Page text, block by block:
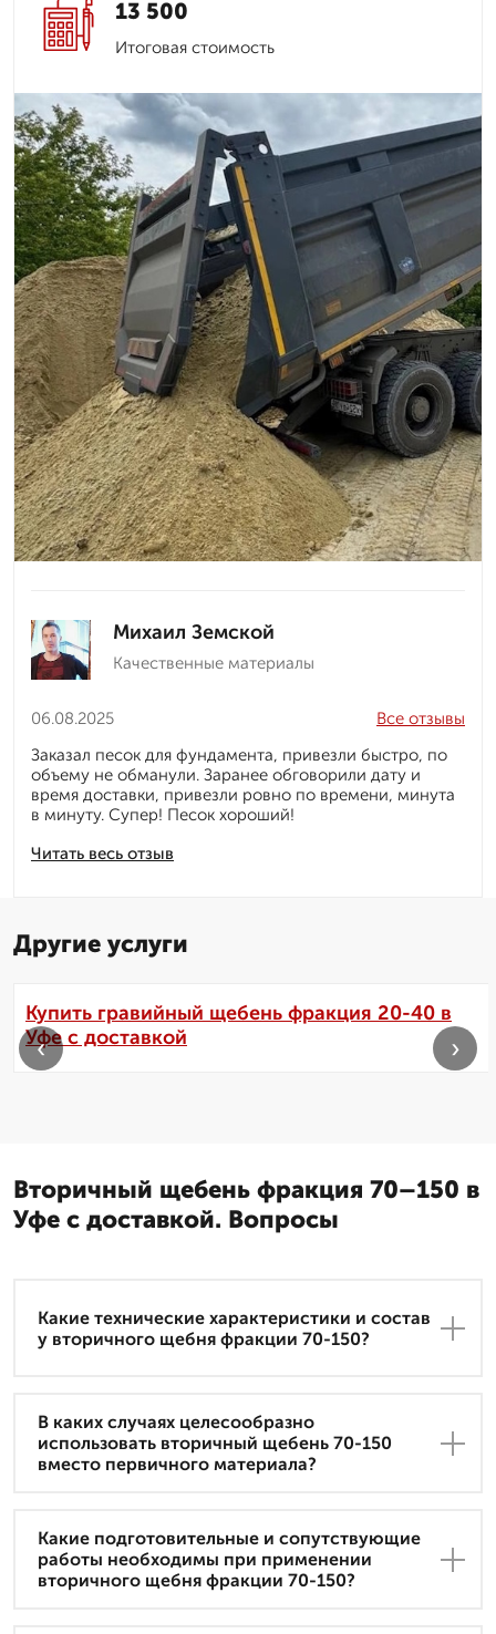
13 500
Итоговая стоимость
Михаил Земской
Качественные материалы
06.08.2025
Читать весь отзыв
Все отзывы
Заказал песок для фундамента, привезли быстро, по
объему не обманули. Заранее обговорили дату и
время доставки, привезли ровно по времени, минута
в минуту. Супер! Песок хороший!
Другие услуги
Купить гравийный щебень фракция 20-40 в
Уфе с доставкой
‹ ›
Вторичный щебень фракция 70–150 в
Уфе с доставкой. Вопросы
Какие технические характеристики и состав
у вторичного щебня фракции 70-150?
В каких случаях целесообразно
использовать вторичный щебень 70-150
вместо первичного материала?
Какие подготовительные и сопутствующие
работы необходимы при применении
вторичного щебня фракции 70-150?